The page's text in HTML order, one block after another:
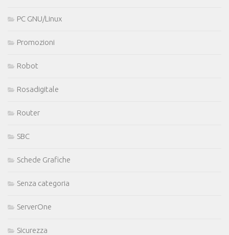
PC GNU/Linux
Promozioni
Robot
Rosadigitale
Router
SBC
Schede Grafiche
Senza categoria
ServerOne
Sicurezza